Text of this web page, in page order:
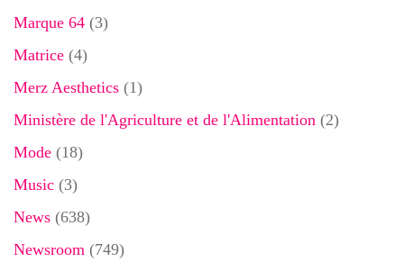
Marque 64 (3)
Matrice (4)
Merz Aesthetics (1)
Ministère de l'Agriculture et de l'Alimentation (2)
Mode (18)
Music (3)
News (638)
Newsroom (749)